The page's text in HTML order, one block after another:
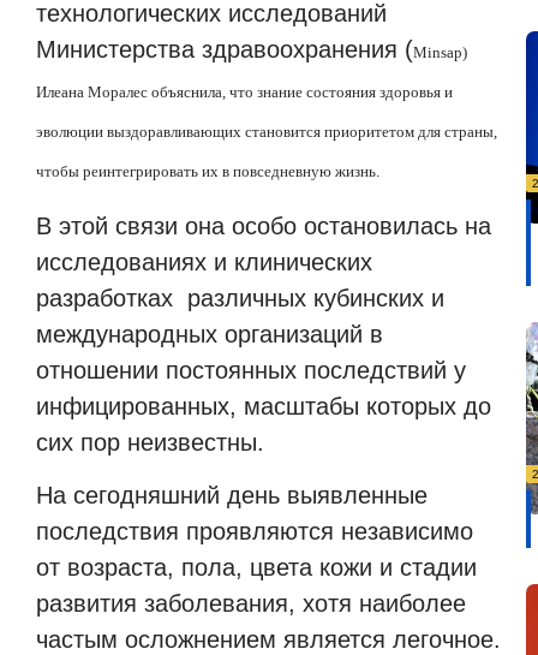
технологических исследований
Министерства здравоохранения (Minsap)
Илеана Моралес объяснила, что знание состояния здоровья и
эволюции выздоравливающих становится приоритетом для страны,
чтобы реинтегрировать их в повседневную жизнь.
В этой связи она особо остановилась на
исследованиях и клинических
разработках различных кубинских и
международных организаций в
отношении постоянных последствий у
инфицированных, масштабы которых до
сих пор неизвестны.
На сегодняшний день выявленные
последствия проявляются независимо
от возраста, пола, цвета кожи и стадии
развития заболевания, хотя наиболее
частым осложнением является легочное.